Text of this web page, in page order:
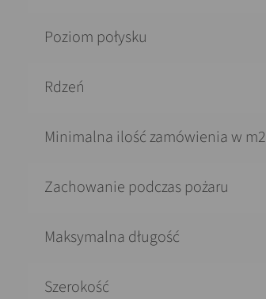
Poziom połysku
Rdzeń
Minimalna ilość zamówienia w m2
Zachowanie podczas pożaru
Maksymalna długość
Szerokość